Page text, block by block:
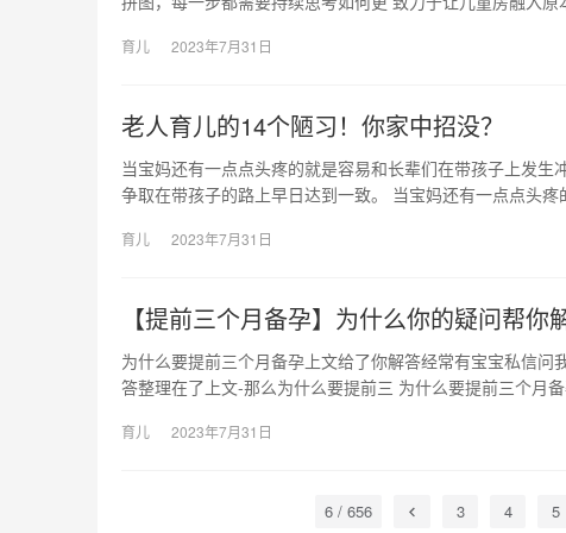
育儿 2023年7月31日
老人育儿的14个陋习！你家中招没？
当宝妈还有一点点头疼的就是容易和长辈们在带孩子上发生
争取在带孩子的路上早日达到一致。 当宝妈还有一点点头
育儿 2023年7月31日
【提前三个月备孕】为什么你的疑问帮你
为什么要提前三个月备孕上文给了你解答经常有宝宝私信
答整理在了上文-那么为什么要提前三 为什么要提前三个月
育儿 2023年7月31日
6 / 656 3 4 5